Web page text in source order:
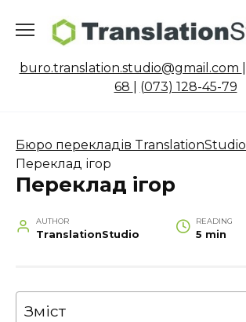
buro.translation.studio@gmail.com
68
(073) 128-45-79
Бюро перекладів TranslationStudio
Переклад ігор
Переклад ігор
AUTHOR
TranslationStudio
READING
5 min
Зміст